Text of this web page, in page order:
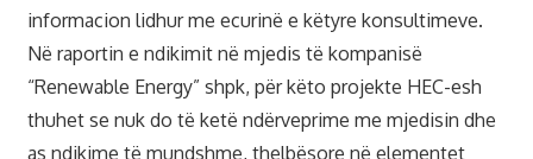
informacion lidhur me ecurinë e këtyre konsultimeve.
Në raportin e ndikimit në mjedis të kompanisë
“Renewable Energy” shpk, për këto projekte HEC-esh
thuhet se nuk do të ketë ndërveprime me mjedisin dhe
as ndikime të mundshme, thelbësore në elementet